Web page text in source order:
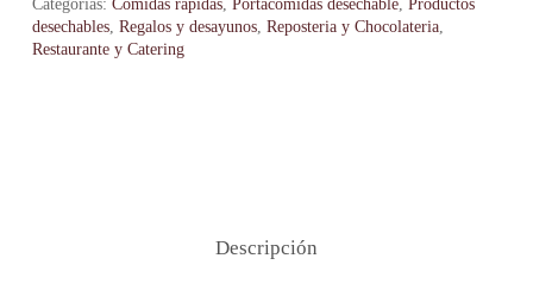
Categorías: Comidas rapidas, Portacomidas desechable, Productos
desechables, Regalos y desayunos, Reposteria y Chocolateria,
Restaurante y Catering
Descripción